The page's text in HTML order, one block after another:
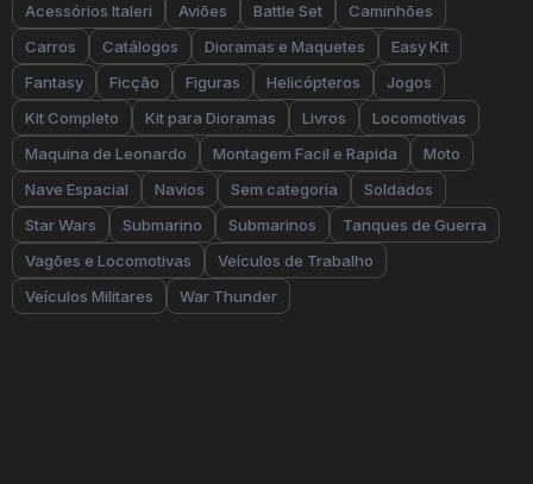
Acessórios Italeri Aviões Battle Set
Caminhões
Carros
Catálogos Dioramas e Maquetes
Easy Kit
Fantasy
Ficção Figuras Helicópteros
Jogos
Kit Completo
Kit para Dioramas Livros
Locomotivas
Maquina de Leonardo
Montagem Facil e Rapida
Moto
Nave Espacial
Navios Sem categoria
Soldados
Star Wars
Submarino Submarinos
Tanques de Guerra
Vagões e Locomotivas
Veículos de Trabalho
Veículos Militares
War Thunder